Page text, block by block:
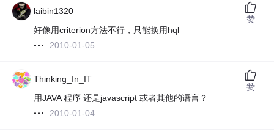
laibin1320
好像用criterion方法不行，只能换用hql
2010-01-05
赞
Thinking_In_IT
用JAVA 程序 还是javascript 或者其他的语言？
2010-01-04
赞